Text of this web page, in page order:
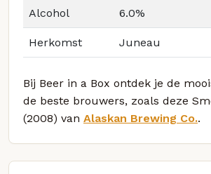
Alcohol 6.0%
Herkomst Juneau
Bij Beer in a Box ontdek je de
de beste brouwers, zoals deze
(2008) van Alaskan Brewing Co..